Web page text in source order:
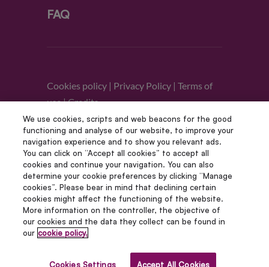
FAQ
Cookies policy | Privacy Policy | Terms of
use|Credits
Follow us
© Copyright 2012 – 2022 | Avada Studio All Rights
Reserved | Powered by WordPress
We use cookies, scripts and web beacons for the good
functioning and analyse of our website, to improve your
navigation experience and to show you relevant ads.
You can click on “Accept all cookies” to accept all
cookies and continue your navigation. You can also
determine your cookie preferences by clicking “Manage
cookies”. Please bear in mind that declining certain
cookies might affect the functioning of the website.
More information on the controller, the objective of
our cookies and the data they collect can be found in
our cookie policy.
Cookies Settings Accept All Cookies